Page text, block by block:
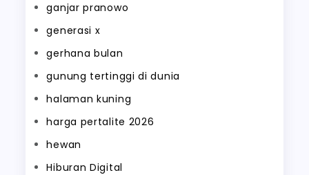
ganjar pranowo
generasi x
gerhana bulan
gunung tertinggi di dunia
halaman kuning
harga pertalite 2026
hewan
Hiburan Digital